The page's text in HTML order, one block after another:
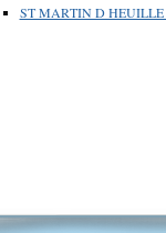
ST MARTIN D HEUILLE